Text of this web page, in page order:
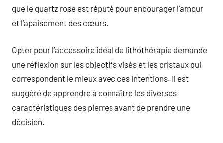
que le quartz rose est réputé pour encourager l’amour
et l’apaisement des cœurs.
Opter pour l’accessoire idéal de lithothérapie demande
une réflexion sur les objectifs visés et les cristaux qui
correspondent le mieux avec ces intentions. Il est
suggéré de apprendre à connaître les diverses
caractéristiques des pierres avant de prendre une
décision.